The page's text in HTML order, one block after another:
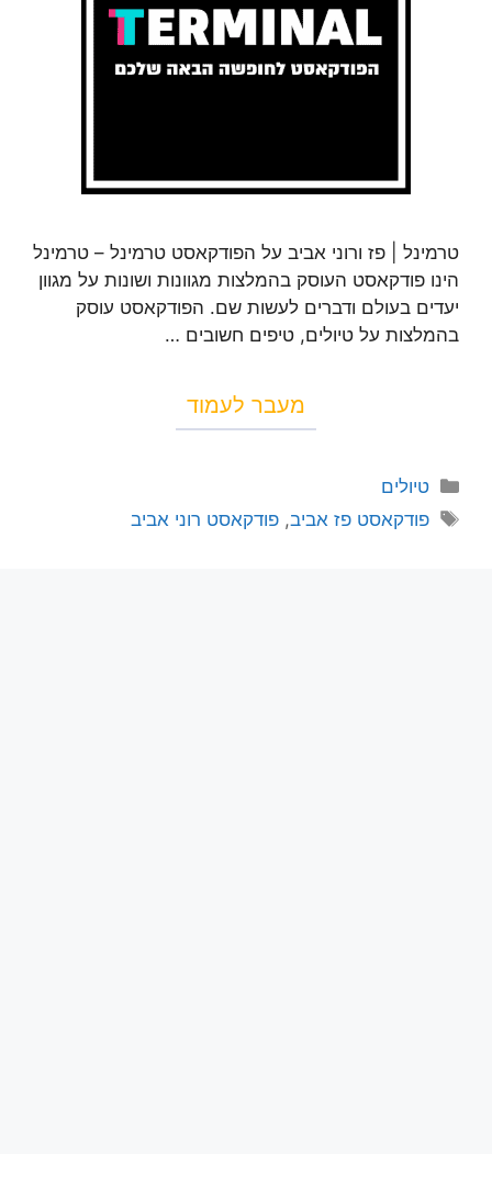
טרמינל | פז ורוני אביב על הפודקאסט טרמינל – טרמינל
הינו פודקאסט העוסק בהמלצות מגוונות ושונות על מגוון
יעדים בעולם ודברים לעשות שם. הפודקאסט עוסק
בהמלצות על טיולים, טיפים חשובים …
מעבר לעמוד
טיולים
פודקאסט פז אביב,פודקאסט רוני אביב